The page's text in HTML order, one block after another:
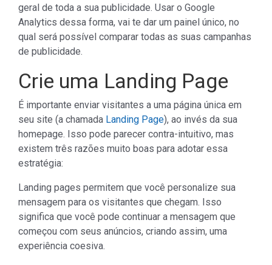
geral de toda a sua publicidade. Usar o Google
Analytics dessa forma, vai te dar um painel único, no
qual será possível comparar todas as suas campanhas
de publicidade.
Crie uma Landing Page
É importante enviar visitantes a uma página única em
seu site (a chamada Landing Page), ao invés da sua
homepage. Isso pode parecer contra-intuitivo, mas
existem três razões muito boas para adotar essa
estratégia:
Landing pages permitem que você personalize sua
mensagem para os visitantes que chegam. Isso
significa que você pode continuar a mensagem que
começou com seus anúncios, criando assim, uma
experiência coesiva.